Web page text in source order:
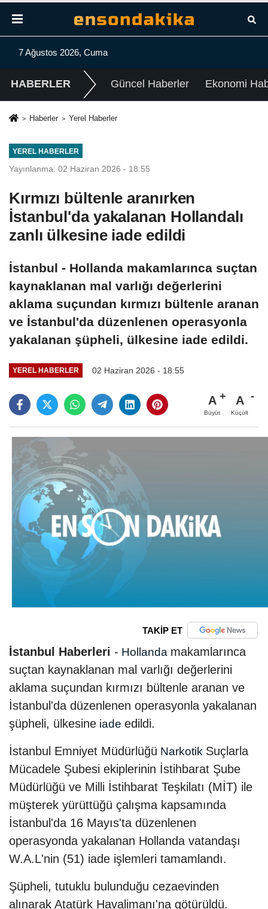
7 Ağustos 2026, Cuma
HABERLER Güncel Haberler Ekonomi
Haberler Yerel Haberler
YEREL HABERLER
Yayınlanma: 02 Haziran 2026 - 18:55
Kırmızı bültenle aranırken
İstanbul'da yakalanan Hollandalı
zanlı ülkesine iade edildi
İstanbul - Hollanda makamlarınca suçtan
kaynaklanan mal varlığı değerlerini
aklama suçundan kırmızı bültenle aranan
ve İstanbul'da düzenlenen operasyonla
yakalanan şüpheli, ülkesine iade edildi.
YEREL HABERLER 02 Haziran 2026 - 18:55
A
Büyüt
A
Küçült
TAKİP ET
İstanbul Haberleri - Hollanda makamlarınca
suçtan kaynaklanan mal varlığı değerlerini
aklama suçundan kırmızı bültenle aranan ve
İstanbul'da düzenlenen operasyonla yakalanan
şüpheli, ülkesine iade edildi.
İstanbul Emniyet Müdürlüğü Narkotik Suçlarla
Mücadele Şubesi ekiplerinin İstihbarat Şube
Müdürlüğü ve Milli İstihbarat Teşkilatı (MİT) ile
müşterek yürüttüğü çalışma kapsamında
İstanbul'da 16 Mayıs'ta düzenlenen
operasyonda yakalanan Hollanda vatandaşı
W.A.L'nin (51) iade işlemleri tamamlandı.
Şüpheli, tutuklu bulunduğu cezaevinden
alınarak Atatürk Havalimanı'na götürüldü.